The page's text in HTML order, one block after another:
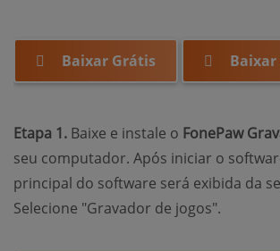
Baixar Grátis
Etapa 1. Baixe e instale o FonePaw
seu computador. Após iniciar o
principal do software será exibida da
Selecione "Gravador de jogos".